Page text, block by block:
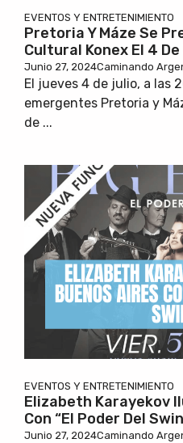
EVENTOS Y ENTRETENIMIENTO
Pretoria Y Máze Se
Cultural Konex El 4
Junio 27, 2024Caminando
El jueves 4 de julio, a las
emergentes Pretoria y
de ...
EVENTOS Y ENTRETENIMIENTO
Elizabeth Karayekov
Con “El Poder Del
Junio 27, 2024Caminando